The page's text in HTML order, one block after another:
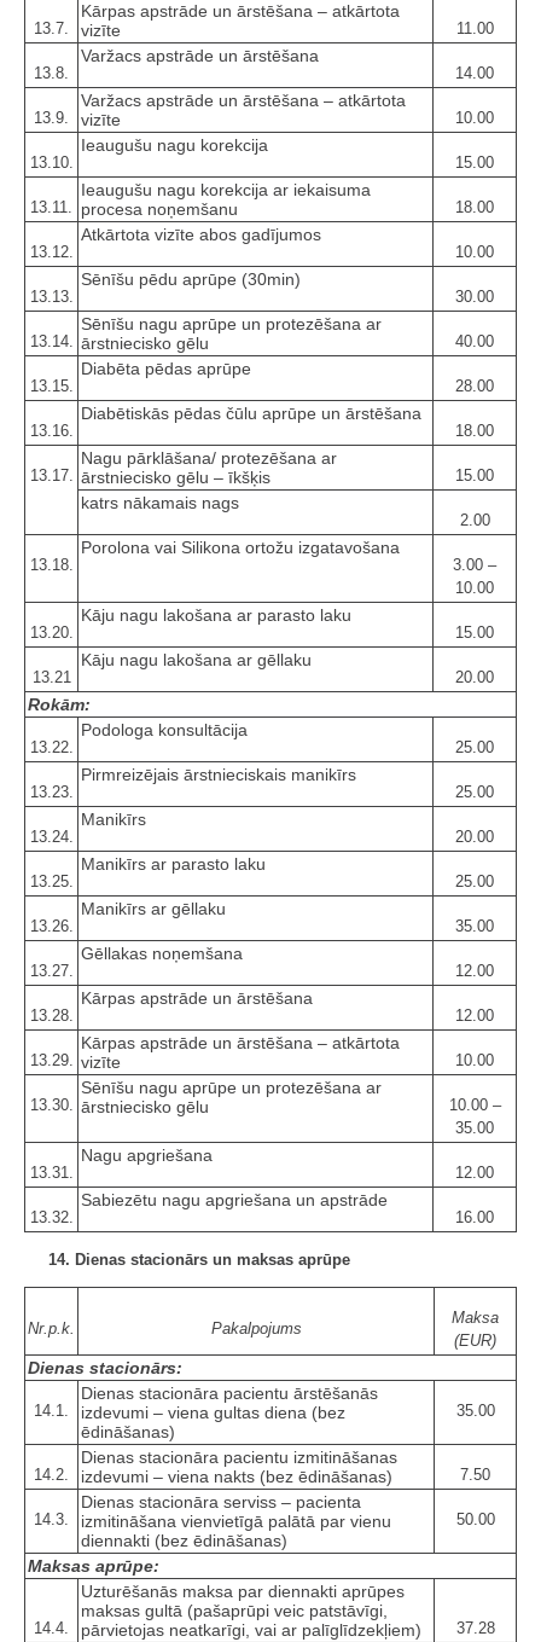
13.7.
Kārpas apstrāde un ārstēšana – atkārtota
vizīte
11.00
13.8.
Varžacs apstrāde un ārstēšana
14.00
13.9.
Varžacs apstrāde un ārstēšana – atkārtota
vizīte
10.00
13.10.
Ieaugušu nagu korekcija
15.00
13.11.
Ieaugušu nagu korekcija ar iekaisuma
procesa noņemšanu
18.00
13.12.
Atkārtota vizīte abos gadījumos
10.00
13.13.
Sēnīšu pēdu aprūpe (30min)
30.00
13.14.
Sēnīšu nagu aprūpe un protezēšana ar
ārstniecisko gēlu
40.00
13.15.
Diabēta pēdas aprūpe
28.00
13.16.
Diabētiskās pēdas čūlu aprūpe un ārstēšana
18.00
13.17.
Nagu pārklāšana/ protezēšana ar
ārstniecisko gēlu – īkšķis
15.00
katrs nākamais nags
2.00
13.18.
Porolona vai Silikona ortožu izgatavošana
3.00 –
10.00
13.20.
Kāju nagu lakošana ar parasto laku
15.00
13.21
Kāju nagu lakošana ar gēllaku
20.00
Rokām:
13.22.
Podologa konsultācija
25.00
13.23.
Pirmreizējais ārstnieciskais manikīrs
25.00
13.24.
Manikīrs
20.00
13.25.
Manikīrs ar parasto laku
25.00
13.26.
Manikīrs ar gēllaku
35.00
13.27.
Gēllakas noņemšana
12.00
13.28.
Kārpas apstrāde un ārstēšana
12.00
13.29.
Kārpas apstrāde un ārstēšana – atkārtota
vizīte
10.00
13.30.
Sēnīšu nagu aprūpe un protezēšana ar
ārstniecisko gēlu
10.00 –
35.00
13.31.
Nagu apgriešana
12.00
13.32.
Sabiezētu nagu apgriešana un apstrāde
16.00
14. Dienas stacionārs un maksas aprūpe
Nr.p.k. Pakalpojums
Maksa
(EUR)
Dienas stacionārs:
14.1.
Dienas stacionāra pacientu ārstēšanās
izdevumi – viena gultas diena (bez
ēdināšanas)
35.00
14.2.
Dienas stacionāra pacientu izmitināšanas
izdevumi – viena nakts (bez ēdināšanas)
7.50
14.3.
Dienas stacionāra serviss – pacienta
izmitināšana vienvietīgā palātā par vienu
diennakti (bez ēdināšanas)
50.00
Maksas aprūpe:
14.4.
Uzturēšanās maksa par diennakti aprūpes
maksas gultā (pašaprūpi veic patstāvīgi,
pārvietojas neatkarīgi, vai ar palīglīdzekļiem)
37.28